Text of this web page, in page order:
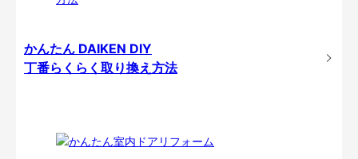
かんたん DAIKEN DIY
丁番らくらく取り換え方法